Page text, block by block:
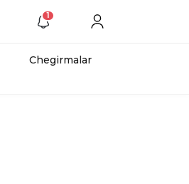
1
Chegirmalar